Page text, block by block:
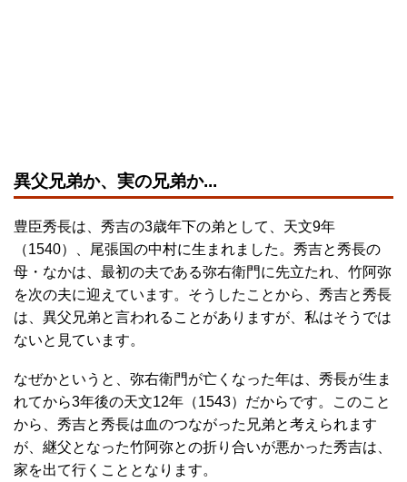
異父兄弟か、実の兄弟か...
豊臣秀長は、秀吉の3歳年下の弟として、天文9年
（1540）、尾張国の中村に生まれました。秀吉と秀長の
母・なかは、最初の夫である弥右衛門に先立たれ、竹阿弥
を次の夫に迎えています。そうしたことから、秀吉と秀長
は、異父兄弟と言われることがありますが、私はそうでは
ないと見ています。
なぜかというと、弥右衛門が亡くなった年は、秀長が生ま
れてから3年後の天文12年（1543）だからです。このこと
から、秀吉と秀長は血のつながった兄弟と考えられます
が、継父となった竹阿弥との折り合いが悪かった秀吉は、
家を出て行くこととなります。